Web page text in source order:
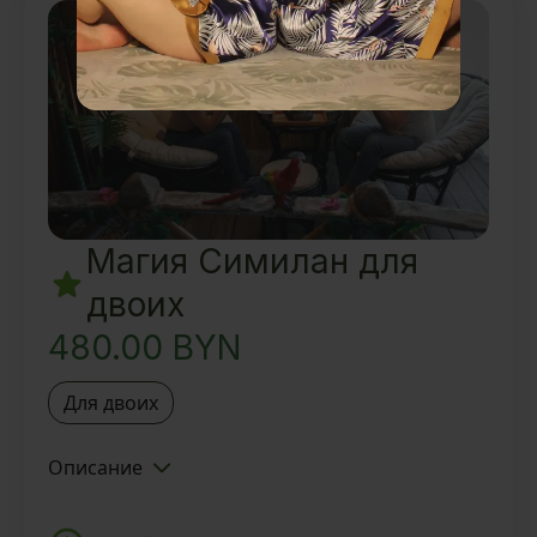
Вкусный ароматный чай и
восточные угощения
Магия Симилан для
двоих
480.00 BYN
Для двоих
Описание